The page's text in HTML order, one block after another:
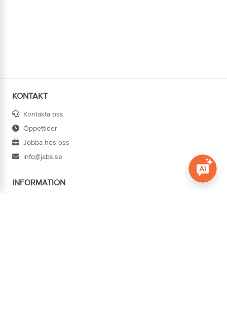
KONTAKT
Kontakta oss
Öppettider
Jobba hos oss
info@jabs.se
INFORMATION